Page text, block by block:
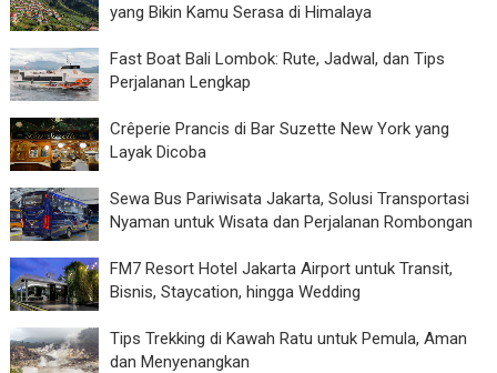
yang Bikin Kamu Serasa di Himalaya
Fast Boat Bali Lombok: Rute, Jadwal, dan Tips
Perjalanan Lengkap
Crêperie Prancis di Bar Suzette New York yang
Layak Dicoba
Sewa Bus Pariwisata Jakarta, Solusi Transportasi
Nyaman untuk Wisata dan Perjalanan Rombongan
FM7 Resort Hotel Jakarta Airport untuk Transit,
Bisnis, Staycation, hingga Wedding
Tips Trekking di Kawah Ratu untuk Pemula, Aman
dan Menyenangkan